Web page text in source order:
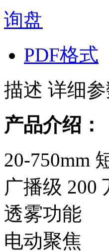
询盘
PDF格式
描述 详细
产品介绍：
20-750mm
广播级 200
透雾功能
电动聚焦